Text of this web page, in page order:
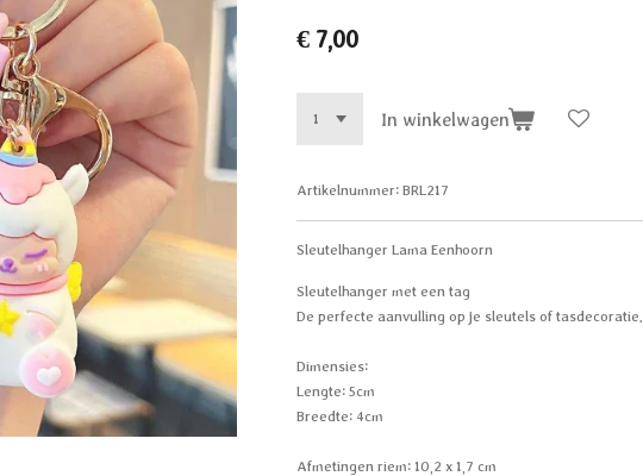
€ 7,00
In winkelwagen
Artikelnummer: BRL217
Sleutelhanger Lama Eenhoorn
Sleutelhanger met een tag
De perfecte aanvulling op je sleutels of tasdecoratie.
Dimensies:
Lengte: 5cm
Breedte: 4cm
Afmetingen riem: 10,2 x 1,7 cm